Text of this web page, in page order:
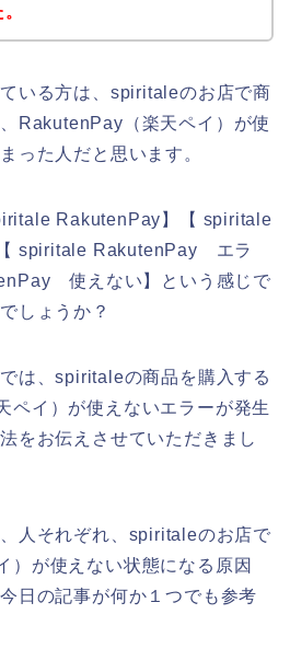
いる方は、spiritaleのお店で商
RakutenPay（楽天ペイ）が使
った人だと思います。
RakutenPay】【 spiritale
spiritale RakutenPay エラ
使えない】という感じで
しょうか？
は、spiritaleの商品を購入する
ペイ）が使えないエラーが発生
をお伝えさせていただきまし
人それぞれ、spiritaleのお店で
）が使えない状態になる原因
日の記事が何か１つでも参考